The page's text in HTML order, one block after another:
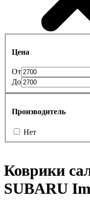
Цена
От
До
Производитель
Нет
Коврики
SUBARU